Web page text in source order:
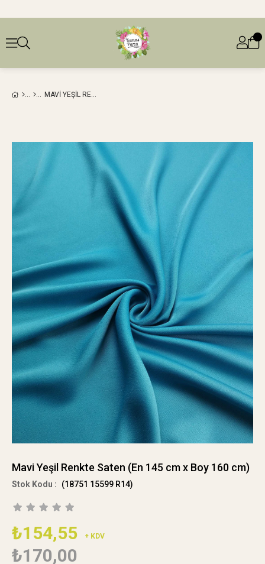
MAVI YEŞIL RENKTE SATEN (EN 145 CM X BOY 160 CM)
Mavi Yeşil Renkte Saten (En 145 cm x Boy 160 cm)
(18751 15599 R14)
₺154,55 + KDV
₺170,00